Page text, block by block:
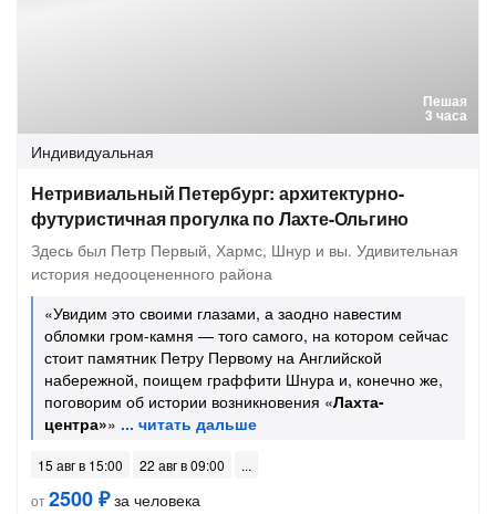
Пешая
3 часа
Индивидуальная
Нетривиальный Петербург: архитектурно-
футуристичная прогулка по Лахте-Ольгино
Здесь был Петр Первый, Хармс, Шнур и вы. Удивительная
история недооцененного района
«Увидим это своими глазами, а заодно навестим
обломки гром-камня — того самого, на котором сейчас
стоит памятник Петру Первому на Английской
набережной, поищем граффити Шнура и, конечно же,
поговорим об истории возникновения «Лахта-
центра»»
15 авг в 15:00
22 авг в 09:00
от2500 ₽за человека